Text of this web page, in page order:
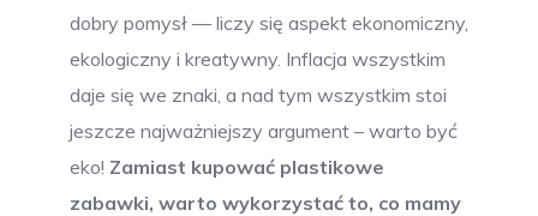
dobry pomysł — liczy się aspekt ekonomiczny,
ekologiczny i kreatywny. Inflacja wszystkim
daje się we znaki, a nad tym wszystkim stoi
jeszcze najważniejszy argument – warto być
eko! Zamiast kupować plastikowe
zabawki, warto wykorzystać to, co mamy